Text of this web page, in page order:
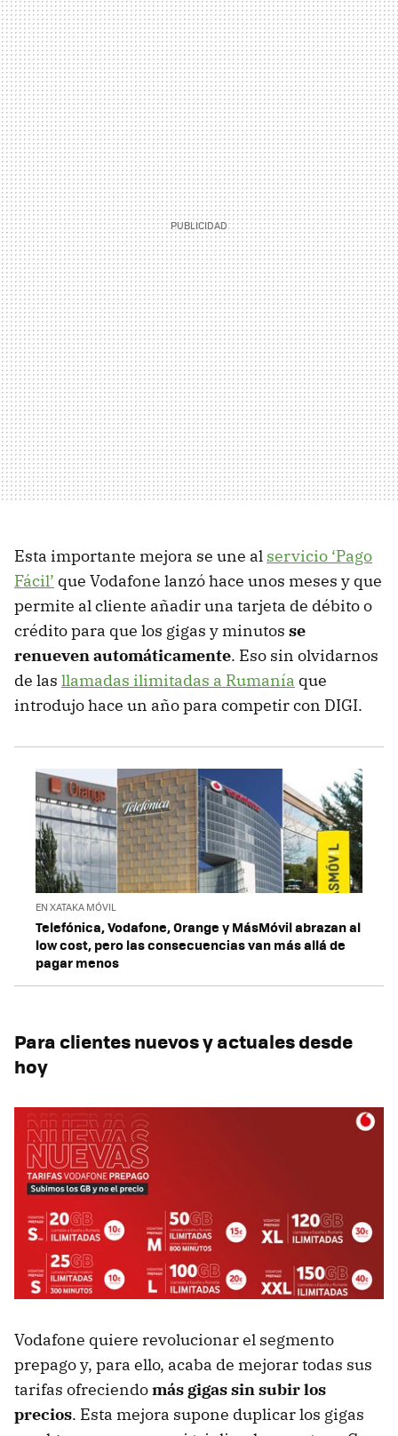
Esta importante mejora se une al servicio ‘Pago
Fácil’ que Vodafone lanzó hace unos meses y que
permite al cliente añadir una tarjeta de débito o
crédito para que los gigas y minutos se
renueven automáticamente. Eso sin olvidarnos
de las llamadas ilimitadas a Rumanía que
introdujo hace un año para competir con DIGI.
EN XATAKA MÓVIL
Telefónica, Vodafone, Orange y MásMóvil abrazan al
low cost, pero las consecuencias van más allá de
pagar menos
Para clientes nuevos y actuales desde
hoy
Vodafone quiere revolucionar el segmento
prepago y, para ello, acaba de mejorar todas sus
tarifas ofreciendomás gigas sin subir los
precios. Esta mejora supone duplicar los gigas